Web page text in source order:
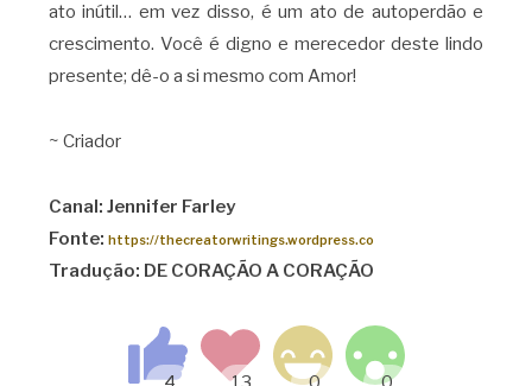
ato inútil… em vez disso, é um ato de autoperdão e
crescimento. Você é digno e merecedor deste lindo
presente; dê-o a si mesmo com Amor!
~ Criador
Canal: Jennifer Farley
Fonte: https://thecreatorwritings.wordpress.co
Tradução: DE CORAÇÃO A CORAÇÃO